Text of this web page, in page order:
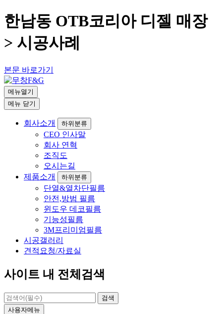
한남동 OTB코리아 디젤 매장
> 시공사례
본문 바로가기
메뉴열기
메뉴 닫기
회사소개 하위분류
CEO 인사말
회사 연혁
조직도
오시는길
제품소개
하위분류
단열&열차단필름
안전,방범 필름
윈도우 데코필름
기능성필름
3M프리미엄필름
시공갤러리
견적요청/자료실
사이트 내 전체검색
검색
사용자메뉴